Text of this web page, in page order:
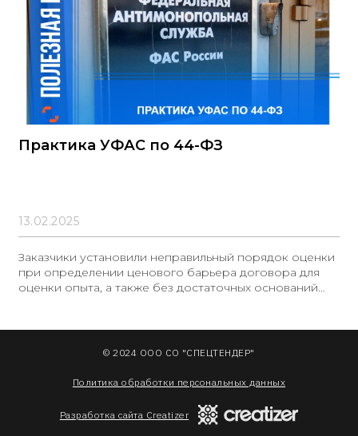
Практика УФАС по 44-ФЗ
13.02.2025
Заказчики установили неправильный порядок оценки
при определении ценового барьера договора для
оценки опыта, а также без достаточных оснований
Данные вопросы подробно рассмотрены в обзоре от
«Консультант-Плюс». **Неправильный порядок
автодороги и ввел дополнительные требования
© 2024 ООО СО "СПЕЦТЕНДЕР"
Политика обработки персональных данных
Разработка сайта Creatizer